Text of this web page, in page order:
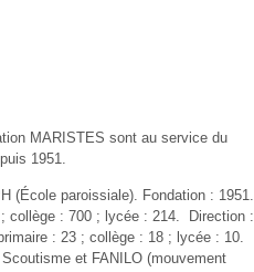
MARISTES sont au service du
1951.
(École paroissiale). Fondation : 1951.
collège : 700 ; lycée : 214. Direction :
: 23 ; collège : 18 ; lycée : 10.
et FANILO (mouvement